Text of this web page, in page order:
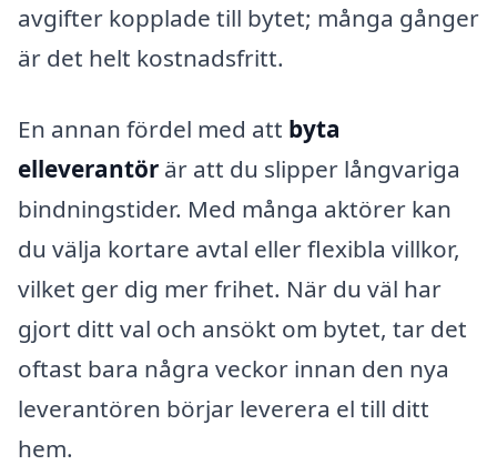
avgifter kopplade till bytet; många gånger
är det helt kostnadsfritt.
En annan fördel med att byta
elleverantör är att du slipper långvariga
bindningstider. Med många aktörer kan
du välja kortare avtal eller flexibla villkor,
vilket ger dig mer frihet. När du väl har
gjort ditt val och ansökt om bytet, tar det
oftast bara några veckor innan den nya
leverantören börjar leverera el till ditt
hem.